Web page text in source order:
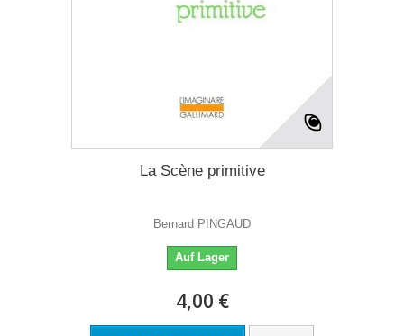
La Scène primitive
Bernard PINGAUD
Auf Lager
4,00 €